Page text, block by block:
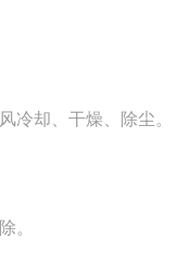
冷却、干燥、除尘。
。